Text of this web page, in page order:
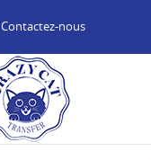
Contactez-nous